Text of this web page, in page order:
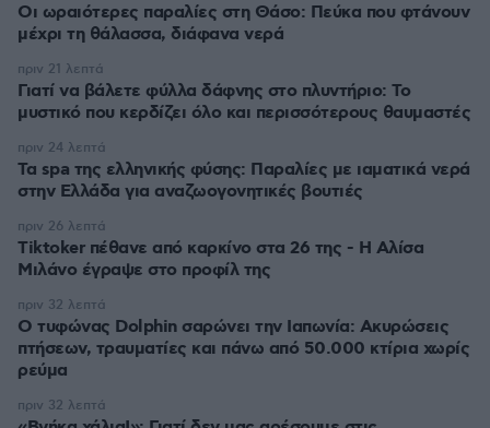
Οι ωραιότερες παραλίες στη Θάσο: Πεύκα που φτάνουν
μέχρι τη θάλασσα, διάφανα νερά
Γιατί να βάλετε φύλλα δάφνης στο πλυντήριο: Το
μυστικό που κερδίζει όλο και περισσότερους θαυμαστές
πριν 21 λεπτά
Τα spa της ελληνικής φύσης: Παραλίες με ιαματικά νερά
στην Ελλάδα για αναζωογονητικές βουτιές
πριν 24 λεπτά
Tiktoker πέθανε από καρκίνο στα 26 της - Η Αλίσα
Μιλάνο έγραψε στο προφίλ της
πριν 26 λεπτά
Ο τυφώνας Dolphin σαρώνει την Ιαπωνία: Ακυρώσεις
πτήσεων, τραυματίες και πάνω από 50.000 κτίρια χωρίς
ρεύμα
πριν 32 λεπτά
πριν 32 λεπτά